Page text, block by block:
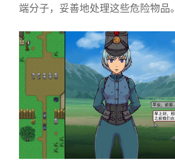
端分子，妥善地处理这些危险物品。